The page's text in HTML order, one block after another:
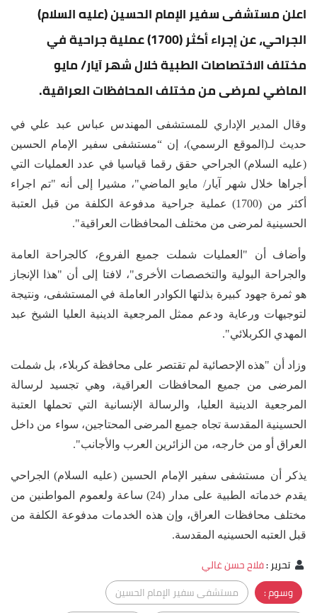
اعلن مستشفى سفير الإمام الحسين (عليه السلام)
الجراحي، عن إجراء أكثر (1700) عملية جراحية في
مختلف الاختصاصات الطبية خلال شهر آيار/ مايو
الماضي لمرضى من مختلف المحافظات العراقية.
وقال المدير الإداري للمستشفى المهندس عباس عبد علي في
حديث لـ(الموقع الرسمي)، إن “مستشفى سفير الإمام الحسين
(عليه السلام) الجراحي حقق رقما قياسيا في عدد العمليات التي
أجراها خلال شهر آيار/ مايو الماضي"، مشيرا إلى أنه "تم اجراء
أكثر من (1700) عملية جراحية مدفوعة الكلفة من قبل العتبة
الحسينية لمرضى من مختلف المحافظات العراقية".
وأضاف أن "العمليات شملت جميع الفروع، كالجراحة العامة
والجراحة البولية والتخصصات الأخرى"، لافتا إلى أن "هذا الإنجاز
هو ثمرة جهود كبيرة بذلتها الكوادر العاملة في المستشفى، ونتيجة
لتوجيهات ورعاية ودعم ممثل المرجعية الدينية العليا الشيخ عبد
المهدي الكربلائي".
وزاد أن "هذه الإحصائية لم تقتصر على محافظة كربلاء، بل شملت
المرضى من جميع المحافظات العراقية، وهي تجسيد لرسالة
المرجعية الدينية العليا، والرسالة الإنسانية التي تحملها العتبة
الحسينية المقدسة تجاه جميع المرضى المحتاجين، سواء من داخل
العراق أو من خارجه، من الزائرين العرب والأجانب".
يذكر أن مستشفى سفير الإمام الحسين (عليه السلام) الجراحي
يقدم خدماته الطبية على مدار (24) ساعة ولعموم المواطنين من
مختلف محافظات العراق، وإن هذه الخدمات مدفوعة الكلفة من
قبل العتبه الحسينيه المقدسة.
تحرير:فلاح حسن غالي
وسوم :
مستشفى سفير الإمام الحسين